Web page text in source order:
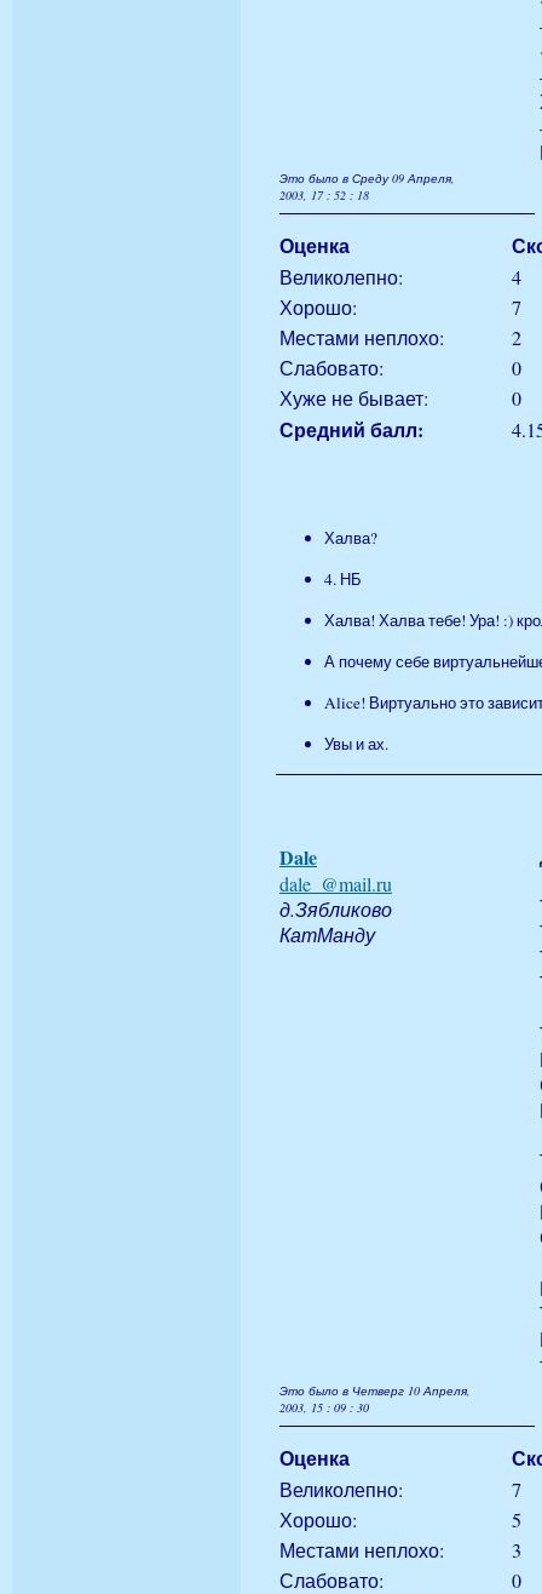
Это было в Среду 09 Апреля,
2003, 17 : 52 : 18
Оценка
Великолепно:
4
Хорошо:
7
Местами неплохо:
2
Слабовато:
0
Хуже не бывает:
0
Средний балл:
Халва?
4. НБ
Халва! Халва тебе! Ура! :)
А почему себе
Alice! Виртуально это
Увы и ах.
Dale
dale_@mail.ru
д.Зябликово
КатМанду
Это было в Четверг 10 Апреля,
2003, 15 : 09 : 30
Оценка
Великолепно:
7
Хорошо:
5
Местами неплохо:
3
Слабовато:
0